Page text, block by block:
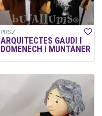
PRSZ
ARQUITECTES GAUDI I
DOMENECH I MUNTANER